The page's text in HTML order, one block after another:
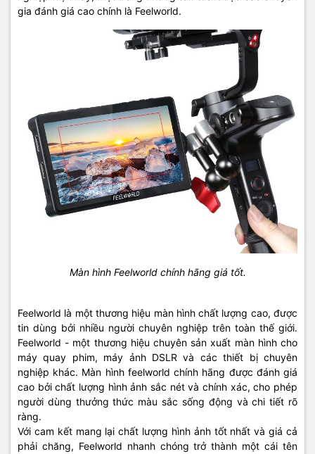
gia đánh giá cao chính là Feelworld.
Màn hình Feelworld chính hãng giá tốt.
Feelworld là một thương hiệu màn hình chất lượng cao, được
tin dùng bởi nhiều người chuyên nghiệp trên toàn thế giới.
Feelworld - một thương hiệu chuyên sản xuất màn hình cho
máy quay phim, máy ảnh DSLR và các thiết bị chuyên
nghiệp khác. Màn hình feelworld chính hãng được đánh giá
cao bởi chất lượng hình ảnh sắc nét và chính xác, cho phép
người dùng thưởng thức màu sắc sống động và chi tiết rõ
ràng.
Với cam kết mang lại chất lượng hình ảnh tốt nhất và giá cả
phải chăng, Feelworld nhanh chóng trở thành một cái tên